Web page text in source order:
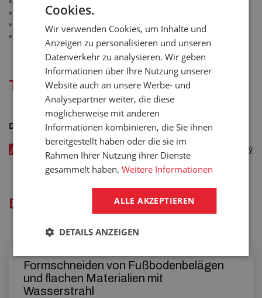
Schwerentflammbarkeit gemäß DIN 4102: Klasse B1
Schwerentflammbarkeit gemäß ASTM E 648/662: Klasse 1
Schwerentflammbarkeit gemäß Gost 30402-94: Klasse G1
Technische Dokumentation
Dateien zum Herunterladen
PRŮMYSLOVÁ PODLAHOVINA GRABO ECOSAFE - katalogový
list v EN - kód: 10619xxx
Dienstleistungen
Formschneiden von Fußbodenbelägen
und flachen Materialien mit
Wasserstrahl
Cookies.
Wir verwenden Cookies, um Inhalte und
Anzeigen zu personalisieren und unseren
Datenverkehr zu analysieren. Wir geben
Informationen über Ihre Nutzung unserer
Website auch an unsere Werbe- und
Analysepartner weiter, die diese
möglicherweise mit anderen
Informationen kombinieren, die Sie ihnen
bereitgestellt haben oder die sie im
Rahmen Ihrer Nutzung ihrer Dienste
gesammelt haben.Weitere Informationen
ALLE AKZEPTIEREN
DETAILS ANZEIGEN